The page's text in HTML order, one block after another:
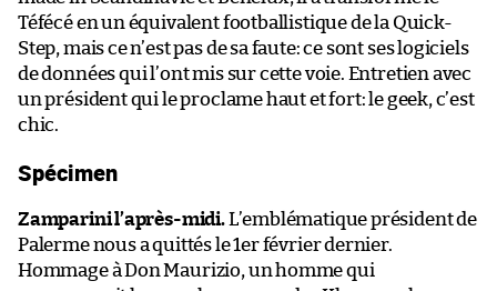
Téfécé en un équivalent footballistique de la Quick-
Step, mais ce n’est pas de sa faute: ce sont ses logiciels
de données qui l’ont mis sur cette voie. Entretien avec
un président qui le proclame haut et fort: le geek, c’est
chic.
Spécimen
Zamparini l’après-midi.L’emblématique président de
Palerme nous a quittés le 1er février dernier.
Hommage à Don Maurizio, un homme qui